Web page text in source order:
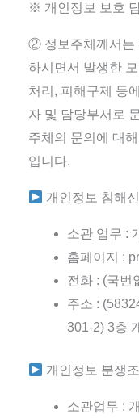
※ 개인정보 보호
② 정보주체께서는
하시면서 발생한
처리, 피해구제 등
자 및 담당부서로
주체의 문의에 대
입니다.
개인정보 침해
소관 업무 :
홈페이지 :
전화 : (국번
주소 :
301-2) 3층
개인정보 분쟁
소관업무 :